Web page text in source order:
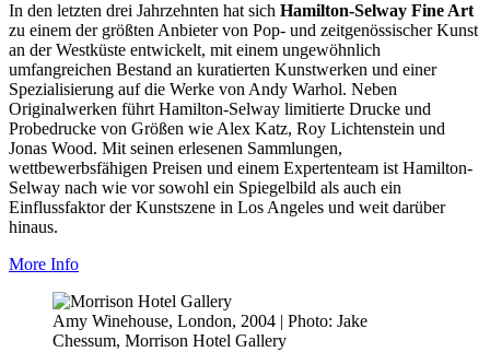
In den letzten drei Jahrzehnten hat sich Hamilton-Selway Fine Art
zu einem der größten Anbieter von Pop- und zeitgenössischer Kunst
an der Westküste entwickelt, mit einem ungewöhnlich
umfangreichen Bestand an kuratierten Kunstwerken und einer
Spezialisierung auf die Werke von Andy Warhol. Neben
Originalwerken führt Hamilton-Selway limitierte Drucke und
Probedrucke von Größen wie Alex Katz, Roy Lichtenstein und
Jonas Wood. Mit seinen erlesenen Sammlungen,
wettbewerbsfähigen Preisen und einem Expertenteam ist Hamilton-
Selway nach wie vor sowohl ein Spiegelbild als auch ein
Einflussfaktor der Kunstszene in Los Angeles und weit darüber
hinaus.
More Info
Amy Winehouse, London, 2004 | Photo: Jake
Chessum, Morrison Hotel Gallery